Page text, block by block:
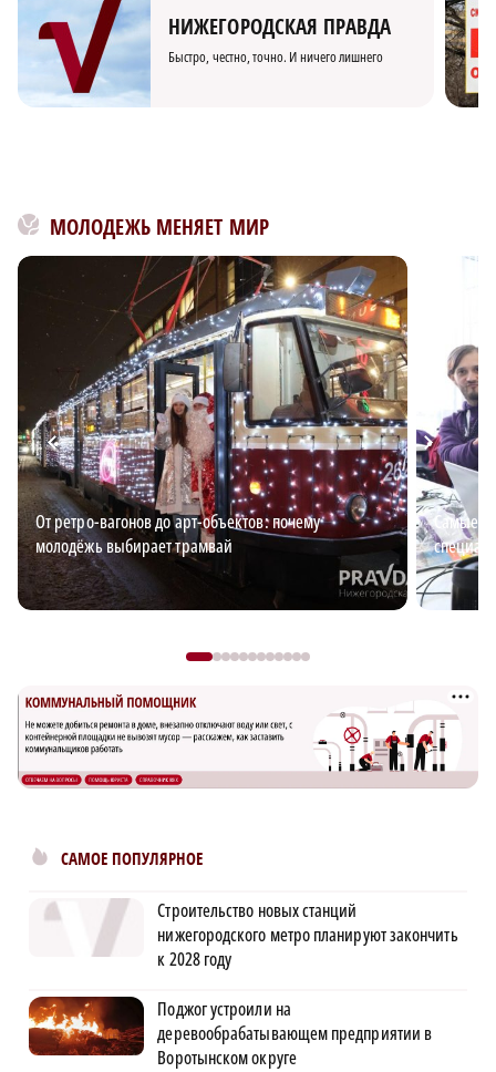
НИЖЕГОРОДСКАЯ ПРАВДА
Быстро, честно, точно. И ничего лишнего
МОЛОДЕЖЬ МЕНЯЕТ МИР
От ретро-вагонов до арт-объектов: почему
молодёжь выбирает трамвай
Самые
САМОЕ ПОПУЛЯРНОЕ
Строительство новых станций
нижегородского метро планируют закончить
к 2028 году
Поджог устроили на
деревообрабатывающем предприятии в
Воротынском округе